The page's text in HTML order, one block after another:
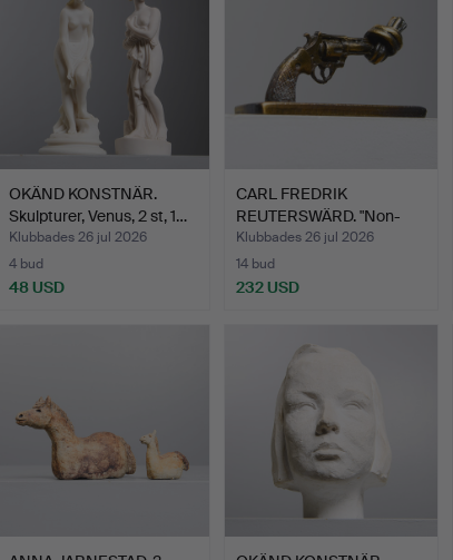
OKÄND KONSTNÄR.
Skulpturer, Venus, 2 st, 1…
Klubbades 26 jul 2026
4 bud
48 USD
CARL FREDRIK
REUTERSWÄRD. "Non-
Violence", …
Klubbades 26 jul 2026
14 bud
232 USD